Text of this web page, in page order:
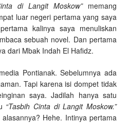
di Langit Moskow”memang
luar negeri pertama yang saya
kalinya saya menuliskan
sebuah novel. Dan pertama
dari Mbak Indah El Hafidz.
Pontianak. Sebelumnya ada
Tapi karena isi dompet tidak
saya. Jadilah hanya satu
“Tasbih Cinta di Langit Moskow.”
Hehe. Intinya pertama